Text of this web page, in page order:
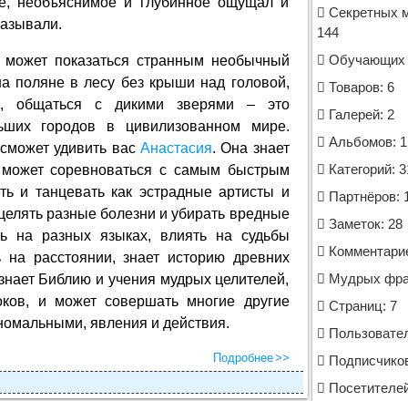
показаться странным необычный
поляне в лесу без крыши над головой,
общаться с дикими зверями – это
городов в цивилизованном мире.
удивить вас Анастасия. Она знает
может соревноваться с самым быстрым
и танцевать как эстрадные артисты и
разные болезни и убирать вредные
на разных языках, влиять на судьбы
на расстоянии, знает историю древних
Библию и учения мудрых целителей,
и может совершать многие другие
явления и действия.
Подробнее
Секретных
144
Обучающих
Товаров: 6
Галерей: 2
Альбомов: 1
Категорий:
Партнёров:
Заметок: 28
Мудрых
Страниц: 7